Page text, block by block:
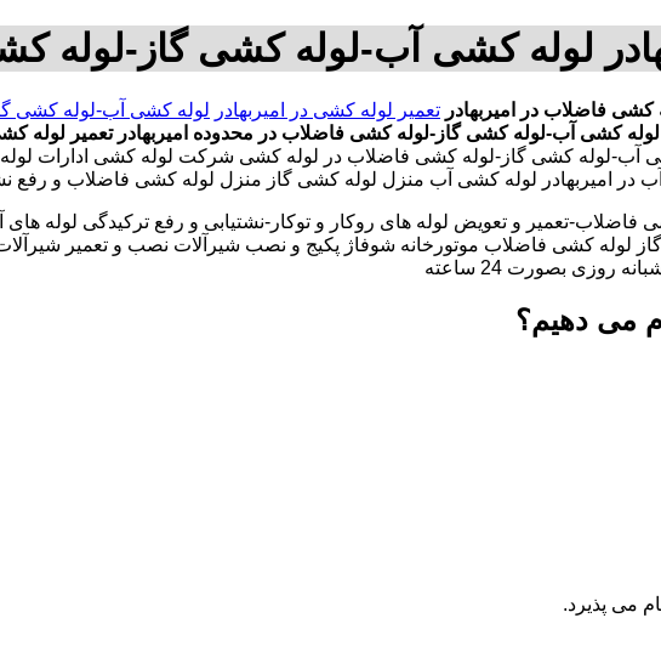
لوله کشی آب-لوله کشی گاز-لوله
فاضلاب در امیربهادر تعمیر لوله کشی در امیربهادر لوله کشی آب-لوله کشی
لوله کشی آب-لوله کشی گاز-لوله کشی فاضلاب در محدوده امیربهادر تعمیر لوله
آب-لوله کشی گاز-لوله کشی فاضلاب در لوله کشی شرکت لوله کشی ادارات لوله
آب در امیربهادر لوله کشی آب منزل لوله کشی گاز منزل لوله کشی فاضلاب و رفع
تعمیر و تعویض لوله های روکار و توکار-نشتیابی و رفع ترکیدگی لوله
لوله کشی فاضلاب موتورخانه شوفاژ پکیج و نصب شیرآلات نصب و تعمیر
بصورت 24 ساعته
می دهیم؟
می پذیرد.